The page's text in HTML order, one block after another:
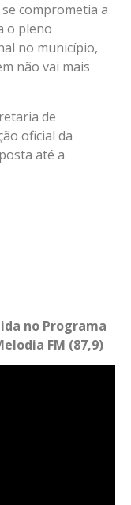
comprometia a
o pleno
no município,
não vai mais
de
oficial da
até a
no Programa
FM (87,9)